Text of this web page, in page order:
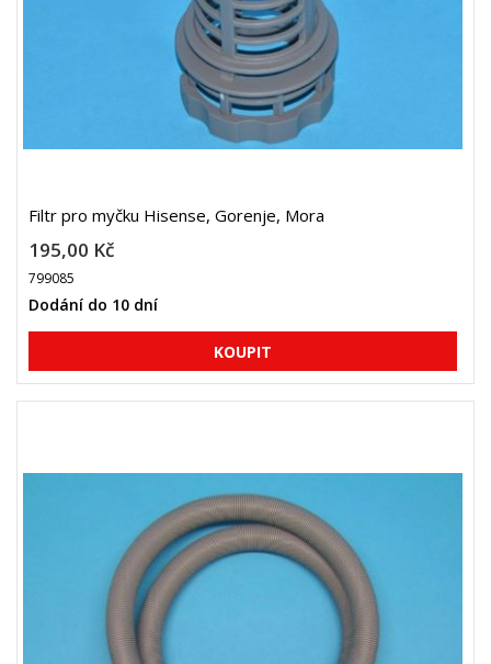
Filtr pro myčku Hisense, Gorenje, Mora
195,00 Kč
799085
Dodání do 10 dní